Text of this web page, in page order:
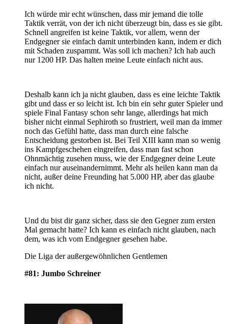
Ich würde mir echt wünschen, dass mir jemand die tolle
Taktik verrät, von der ich nicht überzeugt bin, dass es sie gibt.
Schnell angreifen ist keine Taktik, vor allem, wenn der
Endgegner sie einfach damit unterbinden kann, indem er dich
mit Schaden zuspammt. Was soll ich machen? Ich hab auch
nur 1200 HP. Das halten meine Leute einfach nicht aus.
Deshalb kann ich ja nicht glauben, dass es eine leichte Taktik
gibt und dass er so leicht ist. Ich bin ein sehr guter Spieler und
spiele Final Fantasy schon sehr lange, allerdings hat mich
bisher nicht einmal Sephiroth so frustriert, weil man da immer
noch das Gefühl hatte, dass man durch eine falsche
Entscheidung gestorben ist. Bei Teil XIII kann man so wenig
ins Kampfgeschehen eingreifen, dass man fast schon
Ohnmächtig zusehen muss, wie der Endgegner deine Leute
einfach nur auseinandernimmt. Mehr als heilen kann man da
nicht, außer deine Freunding hat 5.000 HP, aber das glaube
ich nicht.
Und du bist dir ganz sicher, dass sie den Gegner zum ersten
Mal gemacht hatte? Ich kann es einfach nicht glauben, nach
dem, was ich vom Endgegner gesehen habe.
Die Liga der außergewöhnlichen Gentlemen
#81: Jumbo Schreiner